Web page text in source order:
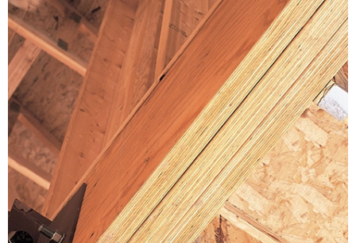
구조 LVL
더 읽기